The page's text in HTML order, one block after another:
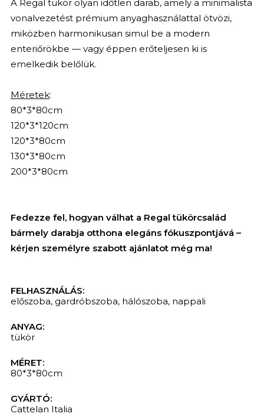
A Regal tükör olyan időtlen darab, amely a minimalista
vonalvezetést prémium anyaghasználattal ötvözi,
miközben harmonikusan simul be a modern
enteriőrökbe — vagy éppen erőteljesen ki is
emelkedik belőlük.
Méretek:
80*3*80cm
120*3*120cm
120*3*80cm
130*3*80cm
200*3*80cm
Fedezze fel, hogyan válhat a Regal tükörcsalád
bármely darabja otthona elegáns fókuszpontjává –
kérjen személyre szabott ajánlatot még ma!
FELHASZNÁLÁS:
előszoba, gardróbszoba, hálószoba, nappali
ANYAG:
tükör
MÉRET:
80*3*80cm
GYÁRTÓ:
Cattelan Italia